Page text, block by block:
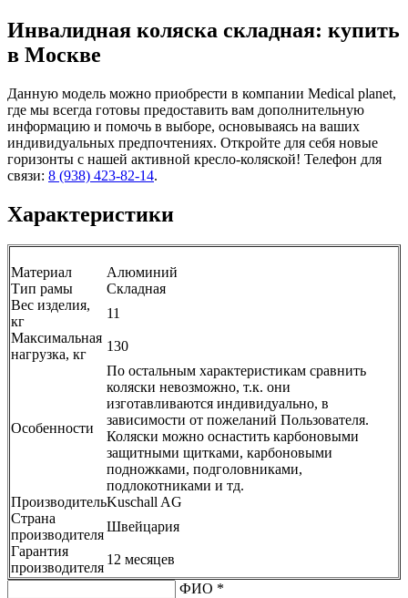
Инвалидная коляска складная: купить
в Москве
Данную модель можно приобрести в компании Medical planet,
где мы всегда готовы предоставить вам дополнительную
информацию и помочь в выборе, основываясь на ваших
индивидуальных предпочтениях. Откройте для себя новые
горизонты с нашей активной кресло-коляской! Телефон для
связи: 8 (938) 423-82-14.
Характеристики
Материал
Алюминий
Тип рамы
Складная
Вес изделия,
кг
11
Максимальная
нагрузка, кг
130
Особенности
По остальным характеристикам сравнить
коляски невозможно, т.к. они
изготавливаются индивидуально, в
зависимости от пожеланий Пользователя.
Коляски можно оснастить карбоновыми
защитными щитками, карбоновыми
подножками, подголовниками,
подлокотниками и тд.
ПроизводительKuschall AG
Страна
производителя
Швейцария
Гарантия
производителя
12 месяцев
ФИО *